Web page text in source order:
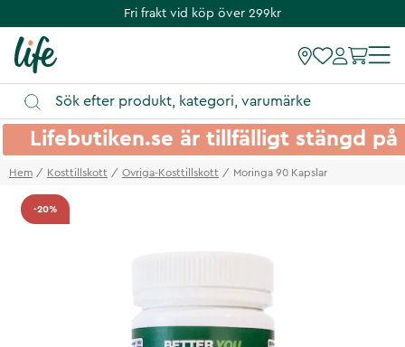
Fri frakt vid köp över 299kr
Lifebutiken.se är tillfälligt stängd
Hem Kosttillskott Ovriga-Kosttillskott Moringa 90 Kapslar
-20%